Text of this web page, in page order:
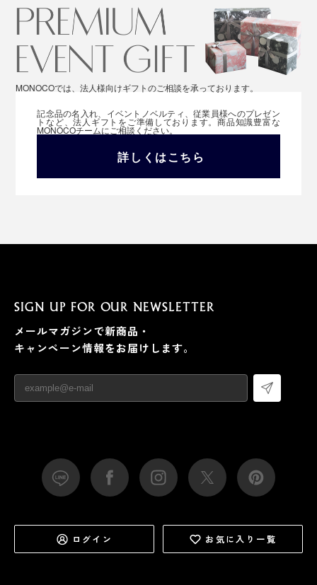
MONOCOでは、法人様向けギフトのご相談を承っております。
記念品の名入れ、イベントノベルティ、従業員様へのプレゼン
トなど、法人ギフトをご準備しております。商品知識豊富な
MONOCOチームにご相談ください。
詳しくはこちら
SIGN UP FOR OUR NEWSLETTER
メールマガジンで新商品・
キャンペーン情報をお届けします。
ログイン お気に入り一覧